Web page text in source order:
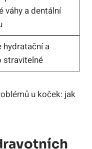
váhy a dentální
hydratační a
stravitelné